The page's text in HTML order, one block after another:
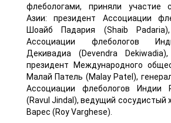
флебологами, приняли участие
Азии: президент Ассоциации
Шоайб Падария (Shaib Padaria),
Ассоциации флебологов
Декивадиа (Devendra
президент Международного
Малай Патель (Malay Patel),
Ассоциации флебологов Индии
(Ravul Jindal), ведущий сосудистый
Варес (Roy Varghese).